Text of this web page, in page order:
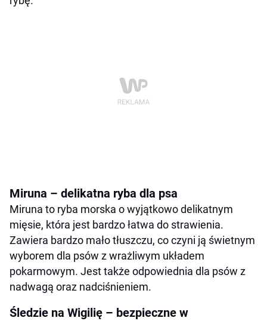
Miruna – delikatna ryba dla psa
Miruna to ryba morska o wyjątkowo delikatnym
mięsie, która jest bardzo łatwa do strawienia.
Zawiera bardzo mało tłuszczu, co czyni ją świetnym
wyborem dla psów z wrażliwym układem
pokarmowym. Jest także odpowiednia dla psów z
nadwagą oraz nadciśnieniem.
Śledzie na Wigilię – bezpieczne w